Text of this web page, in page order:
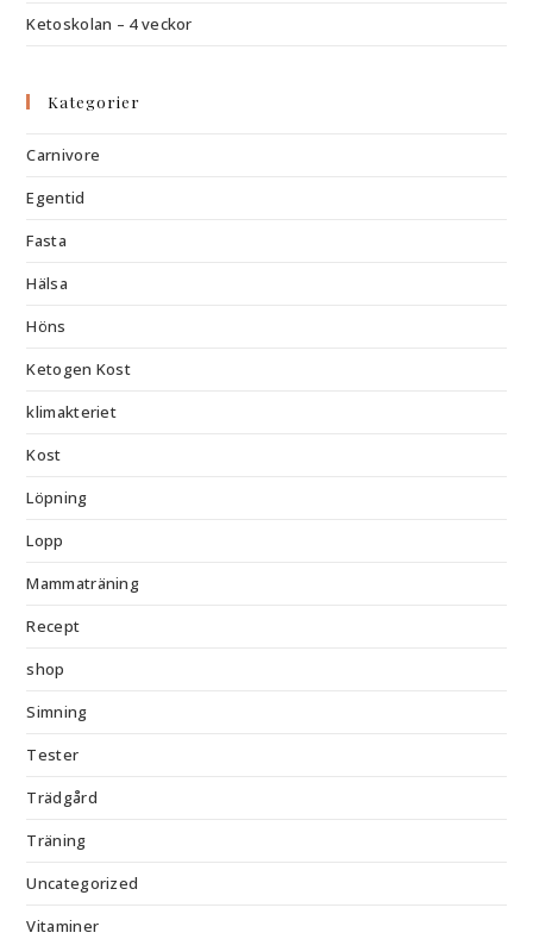
Ketoskolan – 4 veckor
Kategorier
Carnivore
Egentid
Fasta
Hälsa
Höns
Ketogen Kost
klimakteriet
Kost
Löpning
Lopp
Mammaträning
Recept
shop
Simning
Tester
Trädgård
Träning
Uncategorized
Vitaminer